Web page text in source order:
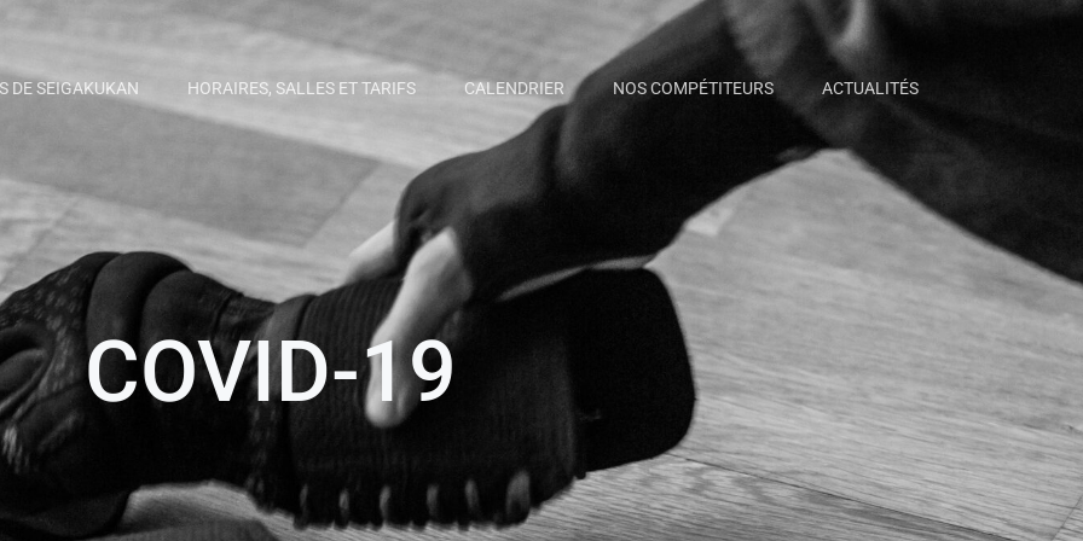
DE SEIGAKUKAN HORAIRES, SALLES ET TARIFS CALENDRIER NOS COMPÉTITEURS ACTUALITÉS
COVID-19